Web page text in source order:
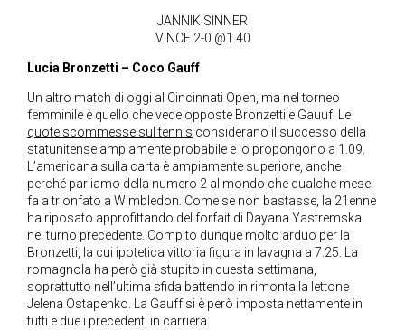
JANNIK SINNER
VINCE 2-0 @1.40
Lucia Bronzetti – Coco Gauff
Un altro match di oggi al Cincinnati Open, ma nel torneo
femminile è quello che vede opposte Bronzetti e Gauuf. Le
quote scommesse sul tennis considerano il successo della
statunitense ampiamente probabile e lo propongono a 1.09.
L’americana sulla carta è ampiamente superiore, anche
perché parliamo della numero 2 al mondo che qualche mese
fa a trionfato a Wimbledon. Come se non bastasse, la 21enne
ha riposato approfittando del forfait di Dayana Yastremska
nel turno precedente. Compito dunque molto arduo per la
Bronzetti, la cui ipotetica vittoria figura in lavagna a 7.25. La
romagnola ha però già stupito in questa settimana,
soprattutto nell’ultima sfida battendo in rimonta la lettone
Jelena Ostapenko. La Gauff si è però imposta nettamente in
tutti e due i precedenti in carriera.